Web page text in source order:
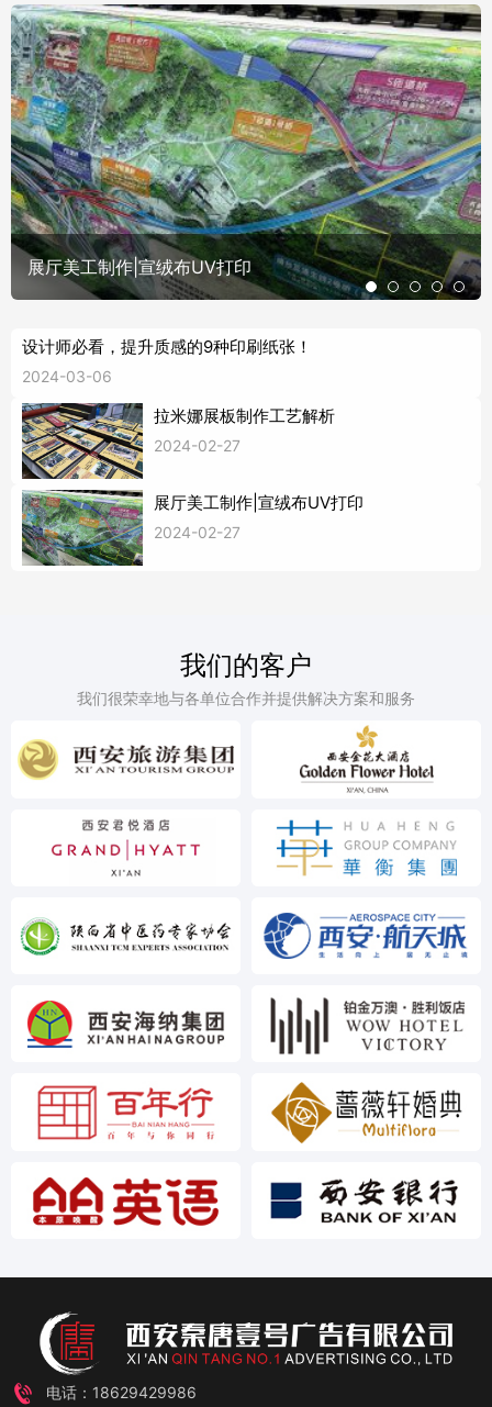
展厅美工制作|宣绒布UV打印
设计师必看，提升质感的9种印刷纸张！
2024-03-06
拉米娜展板制作工艺解析
2024-02-27
展厅美工制作|宣绒布UV打印
2024-02-27
我们的客户
我们很荣幸地与各单位合作并提供解决方案和服务
电话：18629429986